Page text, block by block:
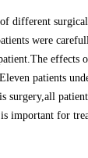
different
were
effects
patients
surgery,all
important for